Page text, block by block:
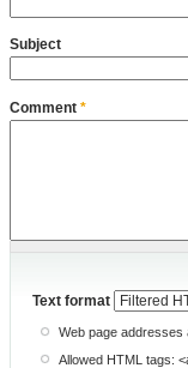
Subject
Comment *
Text format
Web page addresses
Allowed HTML tags: <a> <p> <span> <div> <h1> <h2> <h3> <h4> <h5> <h6> <img> <map>